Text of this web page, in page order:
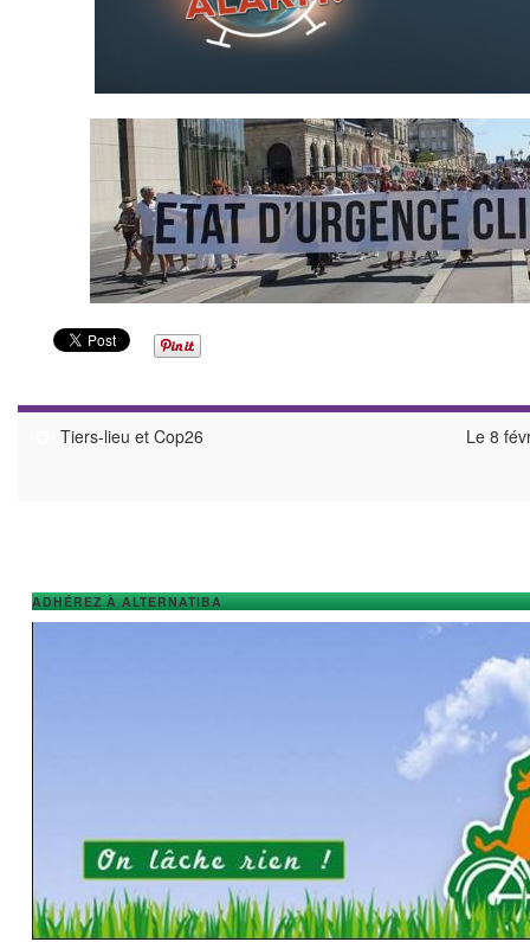
Tiers-lieu et Cop26 Le 8
ADHÉREZ À ALTERNATIBA